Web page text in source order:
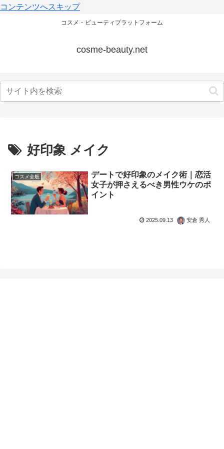
コンテンツへスキップ
コスメ・ビューティプラットフォーム
cosme-beauty.net
好印象 メイク
コスメ全般
デートで好印象のメイク術｜恋活
女子が押さえるべき男性ウケのポ
イント
2025.09.13 安倉 秀人